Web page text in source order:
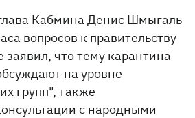
Кабмина Денис Шмыгаль
вопросов к правительству
заявил, что тему карантина
на уровне
групп", также
с народными